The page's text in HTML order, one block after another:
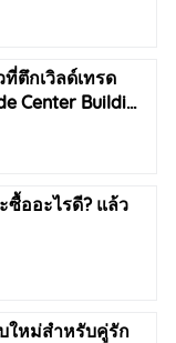
ตึกเวิลด์เทรด
Center Buildi…
ซื้ออะไรดี? แล้ว
ใหม่สำหรับคู่รัก